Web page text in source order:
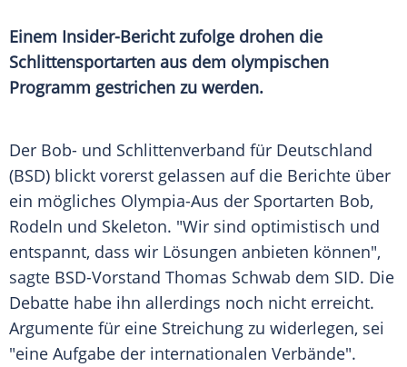
Einem Insider-Bericht zufolge drohen die
Schlittensportarten aus dem olympischen
Programm gestrichen zu werden.
Der Bob- und Schlittenverband für Deutschland
(BSD) blickt vorerst gelassen auf die Berichte über
ein mögliches Olympia-Aus der Sportarten Bob,
Rodeln und Skeleton. "Wir sind optimistisch und
entspannt, dass wir Lösungen anbieten können",
sagte BSD-Vorstand Thomas Schwab dem SID. Die
Debatte habe ihn allerdings noch nicht erreicht.
Argumente für eine Streichung zu widerlegen, sei
"eine Aufgabe der internationalen Verbände".